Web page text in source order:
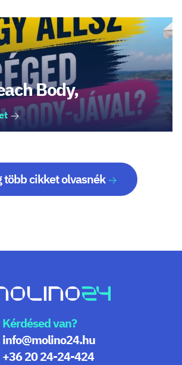
Body,
több cikket olvasnék
Kérdésed van?
info@molino24.hu
+36 20 24-24-424